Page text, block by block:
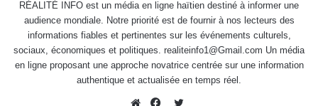
RÉALITÉ INFO est un média en ligne haïtien destiné à informer une
audience mondiale. Notre priorité est de fournir à nos lecteurs des
informations fiables et pertinentes sur les événements culturels,
sociaux, économiques et politiques. realiteinfo1@Gmail.com Un média
en ligne proposant une approche novatrice centrée sur une information
authentique et actualisée en temps réel.